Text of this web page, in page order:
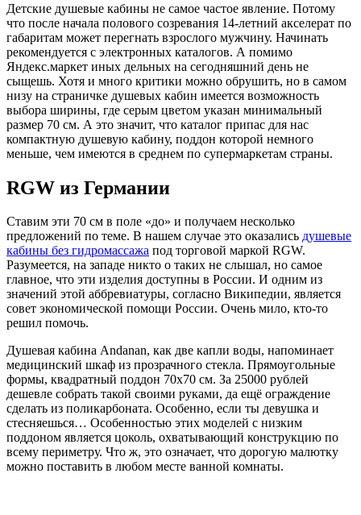
Детские душевые кабины не самое частое явление. Потому
что после начала полового созревания 14-летний акселерат по
габаритам может перегнать взрослого мужчину. Начинать
рекомендуется с электронных каталогов. А помимо
Яндекс.маркет иных дельных на сегодняшний день не
сыщешь. Хотя и много критики можно обрушить, но в самом
низу на страничке душевых кабин имеется возможность
выбора ширины, где серым цветом указан минимальный
размер 70 см. А это значит, что каталог припас для нас
компактную душевую кабину, поддон которой немного
меньше, чем имеются в среднем по супермаркетам страны.
RGW из Германии
Ставим эти 70 см в поле «до» и получаем несколько
предложений по теме. В нашем случае это оказались душевые
кабины без гидромассажа под торговой маркой RGW.
Разумеется, на западе никто о таких не слышал, но самое
главное, что эти изделия доступны в России. И одним из
значений этой аббревиатуры, согласно Википедии, является
совет экономической помощи России. Очень мило, кто-то
решил помочь.
Душевая кабина Andanan, как две капли воды, напоминает
медицинский шкаф из прозрачного стекла. Прямоугольные
формы, квадратный поддон 70х70 см. За 25000 рублей
дешевле собрать такой своими руками, да ещё ограждение
сделать из поликарбоната. Особенно, если ты девушка и
стесняешься… Особенностью этих моделей с низким
поддоном является цоколь, охватывающий конструкцию по
всему периметру. Что ж, это означает, что дорогую малютку
можно поставить в любом месте ванной комнаты.